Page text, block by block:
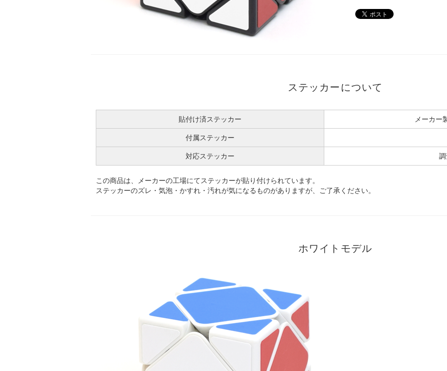
ステッカーについて
貼付け済ステッカー メーカー
付属ステッカー
対応ステッカー
この商品は、メーカーの工場にてステッカーが貼り付けられています。
ステッカーのズレ・気泡・かすれ・汚れが気になるものがありますが、ご了承ください。
ホワイトモデル